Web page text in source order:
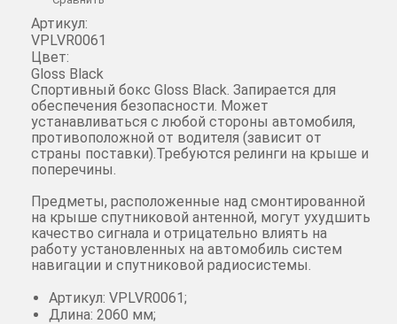
Артикул:
VPLVR0061
Цвет:
Gloss Black
Спортивный бокс Gloss Black. Запирается для
обеспечения безопасности. Может
устанавливаться с любой стороны автомобиля,
противоположной от водителя (зависит от
страны поставки).Требуются релинги на крыше и
поперечины.
Предметы, расположенные над смонтированной
на крыше спутниковой антенной, могут ухудшить
качество сигнала и отрицательно влиять на
работу установленных на автомобиль систем
навигации и спутниковой радиосистемы.
Артикул: VPLVR0061;
Длина: 2060 мм;